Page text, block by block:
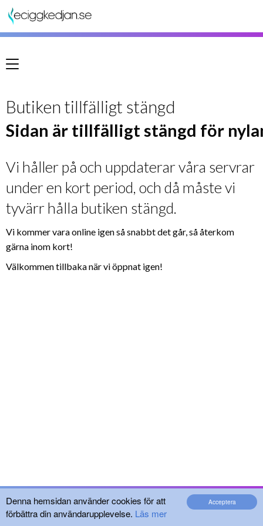
Acceptera
Denna hemsidan använder cookies för att
förbättra din användarupplevelse. Läs mer
Meny
Butiken tillfälligt stängd
Sidan är tillfälligt stängd för
Vi håller på och uppdaterar våra servrar
under en kort period, och då måste vi
tyvärr hålla butiken stängd.
Vi kommer vara online igen så snabbt det går, så återkom
gärna inom kort!
Välkommen tillbaka när vi öppnat igen!